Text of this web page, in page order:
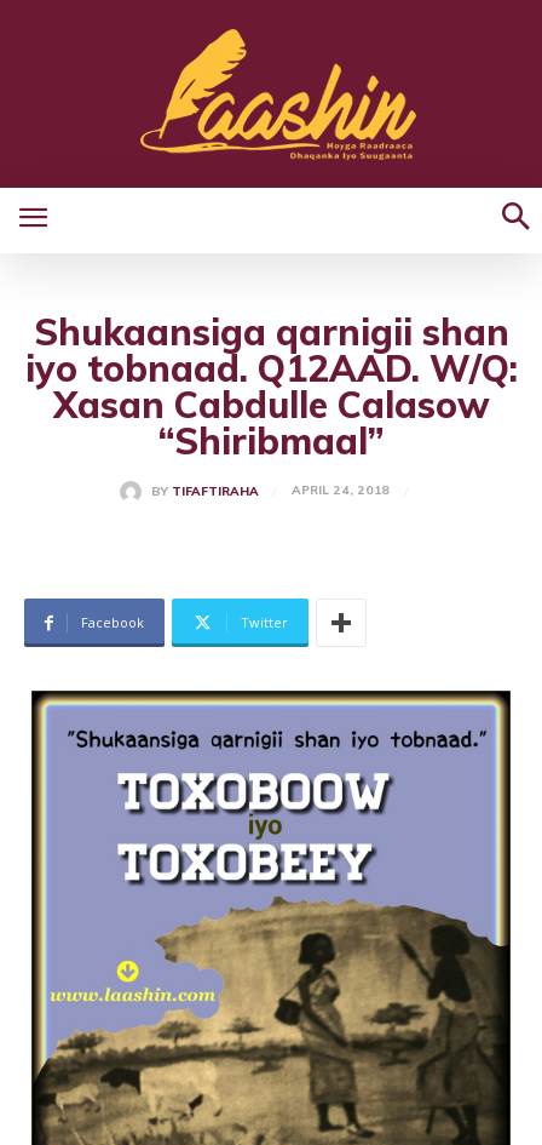
Shukaansiga qarnigii shan
iyo tobnaad. Q12AAD. W/Q:
Xasan Cabdulle Calasow
“Shiribmaal”
BY TIFAFTIRAHA APRIL 24, 2018
Facebook Twitter